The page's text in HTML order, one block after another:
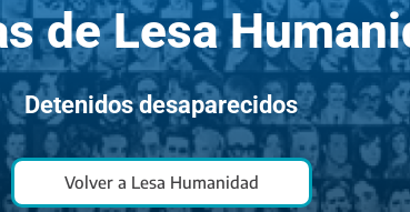
de Lesa
Detenidos desaparecidos
Volver a Lesa Humanidad